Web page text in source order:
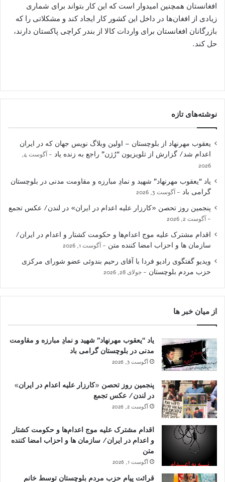
افغانستان همچنین امیدوار است که این کار بتواند برای شماری
زیادی از افغان‌ها در داخل این کشور کار ایجاد کند و مشکلاتی‌ را که
بازرگانان افغانستان برای واردات کالا از بندر کراچی پاکستان دارند،
حل کند.
نوشته‌های تازه
یعقوب مهرنهاد از بلوچستان – اولین وبلاگ نویس جهان که در ایران
اعدام شد/ گزارش از تلویزیون “رُژن” راجع به زنده یاد
آگوست 4,
2026
یاد “یعقوب مهرنهاد” شهید و نمادِ مبارزه و مقاومت مدنی در بلوچستان
گرامی باد
آگوست 3, 2026
پنجمین روز تحصن «کارزار علیه اعدام در ایران» در لندن/ عکس تجمع
آگوست 2, 2026
اقدام مشترک علیه موج اعدام‌ها و حکومت کشتار و اعدام در ایران/
سازمان ها و احزاب امضا کننده متن
آگوست 1, 2026
ویدیو گفتگوی رادیو فردا با آقای رحیم بندوئی عضو شورای مرکزی
حزب مردم بلوچستان
جولای 28, 2026
از میان خبر ها
یاد “یعقوب مهرنهاد” شهید و نمادِ مبارزه و مقاومت
مدنی در بلوچستان گرامی باد
آگوست 3, 2026
پنجمین روز تحصن «کارزار علیه اعدام در ایران»
در لندن/ عکس تجمع
آگوست 2, 2026
اقدام مشترک علیه موج اعدام‌ها و حکومت کشتار
و اعدام در ایران/ سازمان ها و احزاب امضا کننده
متن
آگوست 1, 2026
قرائت پیام حزب مردم بلوچستان توسط خانم